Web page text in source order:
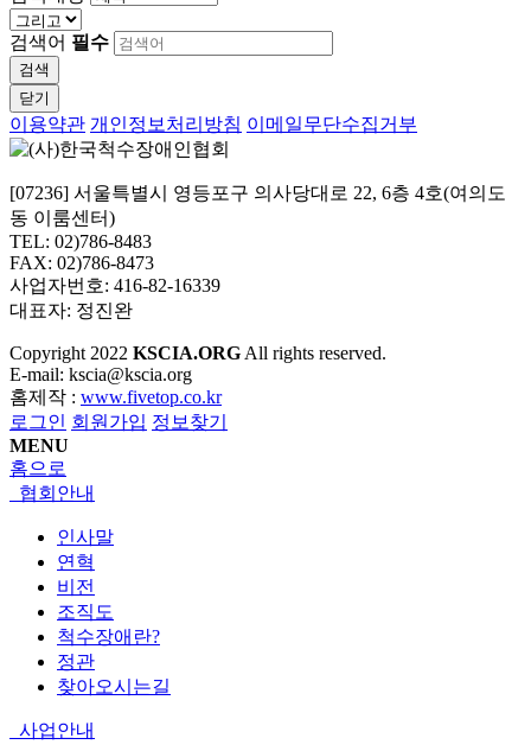
검색어 필수
검색
닫기
이용약관 개인정보처리방침 이메일무단수집거부
[07236] 서울특별시 영등포구 의사당대로 22, 6층 4호(여의도
동 이룸센터)
TEL: 02)786-8483
FAX: 02)786-8473
사업자번호: 416-82-16339
대표자: 정진완
Copyright 2022 KSCIA.ORG All rights reserved.
E-mail: kscia@kscia.org
홈제작 : www.fivetop.co.kr
로그인 회원가입 정보찾기
MENU
홈으로
협회안내
인사말
연혁
비전
조직도
척수장애란?
정관
찾아오시는길
사업안내